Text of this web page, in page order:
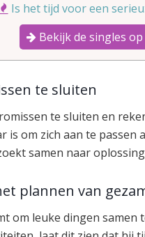
Is het tijd voor een
Bekijk de singles op
te sluiten
te sluiten en
is om zich aan te passen
samen naar
plannen van
om leuke dingen